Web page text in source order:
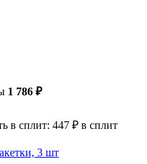
1 786 ₽
в сплит: 447 ₽ в сплит
3 шт